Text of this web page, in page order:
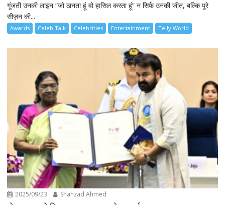
गूंजती उनकी लाइन “जो ठानता हूं वो हासिल करता हूं” न सिर्फ उनकी जीत, बल्कि पूरे
सीज़न की...
Awards Celeb Talk Celebrities Entertainment Telly World
2025/09/23 Shahzad Ahmed